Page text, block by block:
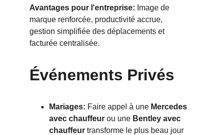
Avantages pour l'entreprise: Image de
marque renforcée, productivité accrue,
gestion simplifiée des déplacements et
facturée centralisée.
Événements Privés
Mariages: Faire appel à une Mercedes
avec chauffeur ou une Bentley avec
chauffeur transforme le plus beau jour